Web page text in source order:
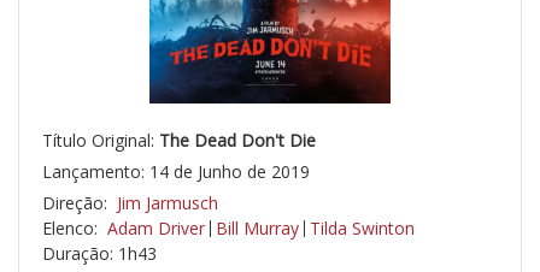
Título Original: The Dead Don't Die
Lançamento: 14 de Junho de 2019
Direção: Jim Jarmusch
Elenco: Adam Driver Bill Murray Tilda Swinton
Duração: 1h43